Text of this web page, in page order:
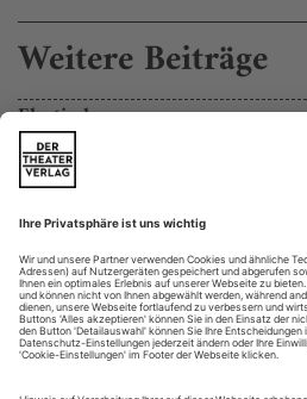
Weitere Beiträge
Elastisch
Senga Nengudis betanzbare Fasergebilde
Eingespannt in linienförmige
energetischen Feld, so agiert die
Tanztrikot und schwarzer
gefesselt ist, sind ebenfalls
Befestigungspunkte und die
bestimmen den Radius ihrer
Skulptur ist im Wortsinne eine...